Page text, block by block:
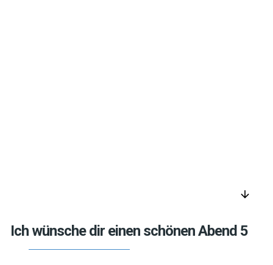
arrow_downward
Ich wünsche dir einen schönen Abend 5